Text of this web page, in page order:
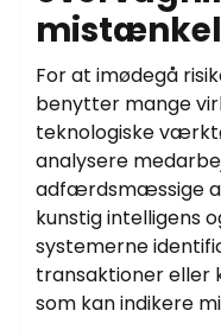
For at imødegå
benytter mange
teknologiske
analysere
adfærdsmæssige
kunstig intelligens
systemerne
transaktioner eller
som kan indikere